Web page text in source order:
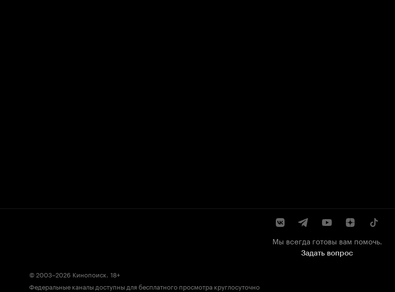
Мы всегда готовы вам помочь.
Задать вопрос
© 2003–2026 Кинопоиск. 18+
Федеральные каналы доступны для бесплатного просмотра круглосуточно